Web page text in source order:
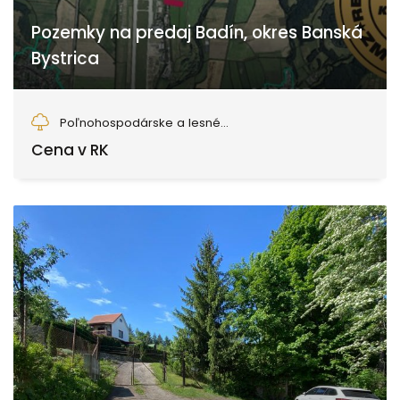
Pozemky na predaj Badín, okres Banská
Bystrica
Poľnohospodárske a lesné...
Cena v RK